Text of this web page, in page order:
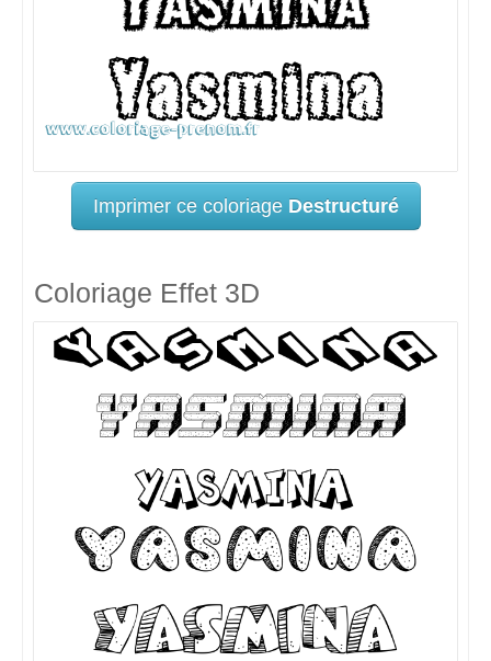
Imprimer ce coloriage Destructuré
Coloriage Effet 3D